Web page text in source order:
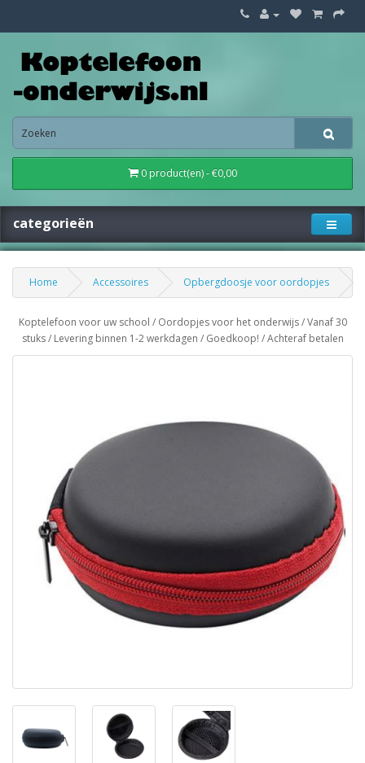
0 product(en) - €0,00
categorieën
Home Accessoires Opbergdoosje voor oordopjes
Koptelefoon voor uw school / Oordopjes voor het onderwijs / Vanaf 30
stuks / Levering binnen 1-2 werkdagen / Goedkoop! / Achteraf betalen